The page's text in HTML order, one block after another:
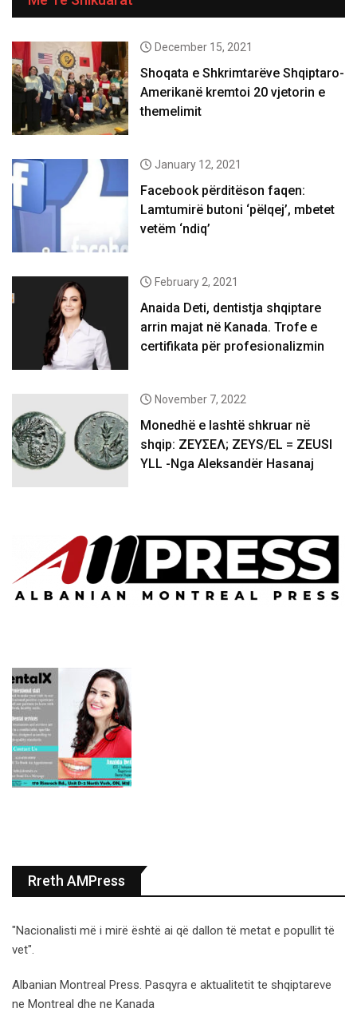
December 15, 2021
Shoqata e Shkrimtarëve Shqiptaro-
Amerikanë kremtoi 20 vjetorin e
themelimit
January 12, 2021
Facebook përditëson faqen:
Lamtumirë butoni ‘pëlqej’, mbetet
vetëm ‘ndiq’
February 2, 2021
Anaida Deti, dentistja shqiptare
arrin majat në Kanada. Trofe e
certifikata për profesionalizmin
November 7, 2022
Monedhë e lashtë shkruar në
shqip: ΖΕΥΣΕΛ; ZEYS/EL = ZEUSI
YLL -Nga Aleksandër Hasanaj
Rreth AMPress
"Nacionalisti më i mirë është ai që dallon të metat e popullit të
vet".
Albanian Montreal Press. Pasqyra e aktualitetit te shqiptareve
ne Montreal dhe ne Kanada